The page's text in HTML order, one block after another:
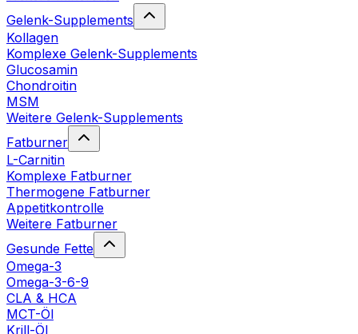
Gelenk-Supplements
Kollagen
Komplexe Gelenk-Supplements
Glucosamin
Chondroitin
MSM
Weitere Gelenk-Supplements
Fatburner
L-Carnitin
Komplexe Fatburner
Thermogene Fatburner
Appetitkontrolle
Weitere Fatburner
Gesunde Fette
Omega-3
Omega-3-6-9
CLA & HCA
MCT-Öl
Krill-Öl